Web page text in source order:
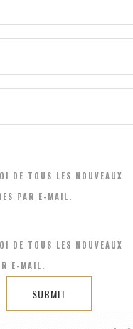
DE TOUS LES NOUVEAUX
PAR E-MAIL.
DE TOUS LES NOUVEAUX
E-MAIL.